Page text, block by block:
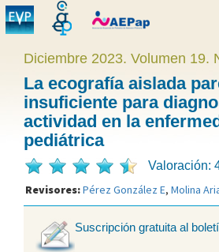
Diciembre 2023. Volumen 19.
La ecografía aislada
insuficiente para
actividad en la
pediátrica
Valoración:
Revisores:Pérez González E, Molina
Suscripción gratuita al